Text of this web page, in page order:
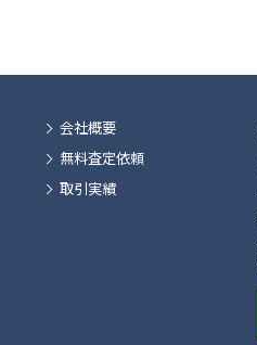
会社概要
無料査定依頼
取引実績